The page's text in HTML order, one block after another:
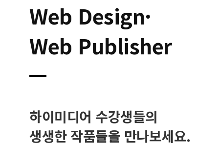
Web Design·
Web Publisher
하이미디어 수강생들의
생생한 작품들을 만나보세요.